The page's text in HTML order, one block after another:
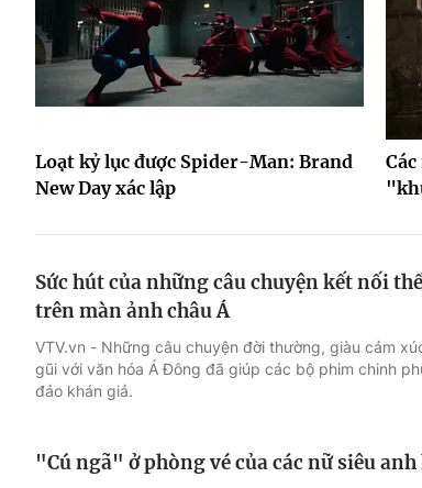
Loạt kỷ lục được Spider-Man: Brand
New Day xác lập
Sức hút của những câu chuyện kết nối
trên màn ảnh châu Á
VTV.vn - Những câu chuyện đời thường, giàu cảm
gũi với văn hóa Á Đông đã giúp các bộ phim chinh
đảo khán giả.
"Cú ngã" ở phòng vé của các nữ siêu